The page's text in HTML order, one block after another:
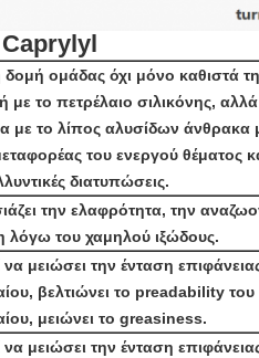
Caprylyl
δομή ομάδας όχι μόνο καθιστά
με το πετρέλαιο σιλικόνης,
με το λίπος αλυσίδων άνθρακα
του ενεργού θέματος
διατυπώσεις.
την ελαφρότητα, την
λόγω του χαμηλού ιξώδους.
μειώσει την ένταση
βελτιώνει το preadability
μειώνει το greasiness.
μειώσει την ένταση